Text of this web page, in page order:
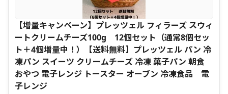
【増量キャンペーン】プレッツェル フィラーズ スウィ
ートクリームチーズ100g 12個セット（通常8個セッ
ト＋4個増量中！）【送料無料】プレッツェル パン 冷
凍パン スイーツ クリームチーズ 冷凍 菓子パン 朝食
おやつ 電子レンジ トースター オーブン 冷凍食品 電
子レンジ